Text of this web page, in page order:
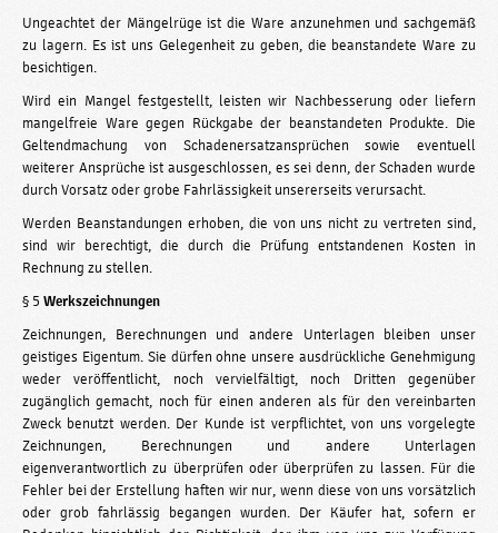
Ungeachtet der Mängelrüge ist die Ware anzunehmen und sachgemäß
zu lagern. Es ist uns Gelegenheit zu geben, die beanstandete Ware zu
besichtigen.
Wird ein Mangel festgestellt, leisten wir Nachbesserung oder liefern
mangelfreie Ware gegen Rückgabe der beanstandeten Produkte. Die
Geltendmachung von Schadenersatzansprüchen sowie eventuell
weiterer Ansprüche ist ausgeschlossen, es sei denn, der Schaden wurde
durch Vorsatz oder grobe Fahrlässigkeit unsererseits verursacht.
Werden Beanstandungen erhoben, die von uns nicht zu vertreten sind,
sind wir berechtigt, die durch die Prüfung entstandenen Kosten in
Rechnung zu stellen.
§ 5 Werkszeichnungen
Zeichnungen, Berechnungen und andere Unterlagen bleiben unser
geistiges Eigentum. Sie dürfen ohne unsere ausdrückliche Genehmigung
weder veröffentlicht, noch vervielfältigt, noch Dritten gegenüber
zugänglich gemacht, noch für einen anderen als für den vereinbarten
Zweck benutzt werden. Der Kunde ist verpflichtet, von uns vorgelegte
Zeichnungen, Berechnungen und andere Unterlagen
eigenverantwortlich zu überprüfen oder überprüfen zu lassen. Für die
Fehler bei der Erstellung haften wir nur, wenn diese von uns vorsätzlich
oder grob fahrlässig begangen wurden. Der Käufer hat, sofern er